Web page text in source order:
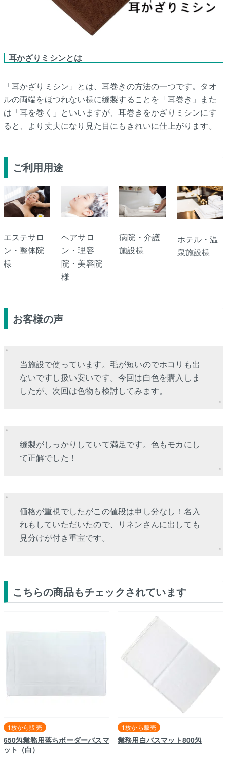
耳かざりミシンとは
「耳かざりミシン」とは、耳巻きの方法の一つです。タオ
ルの両端をほつれない様に縫製することを「耳巻き」また
は「耳を巻く」といいますが、耳巻きをかざりミシンにす
ると、より丈夫になり見た目にもきれいに仕上がります。
ご利用用途
エステサロ
ン・整体院
様
ヘアサロ
ン・理容
院・美容院
様
病院・介護
施設様
ホテル・温
泉施設様
お客様の声
当施設で使っています。毛が短いのでホコリも出
ないですし扱い安いです。今回は白色を購入しま
したが、次回は色物も検討してみます。
縫製がしっかりしていて満足です。色もモカにし
て正解でした！
価格が重視でしたがこの値段は申し分なし！名入
れもしていただいたので、リネンさんに出しても
見分けが付き重宝です。
こちらの商品もチェックされています
650匁業務用落ちボーダーバスマ
ット（白）
1枚から販売
業務用白バスマット800匁
1枚から販売